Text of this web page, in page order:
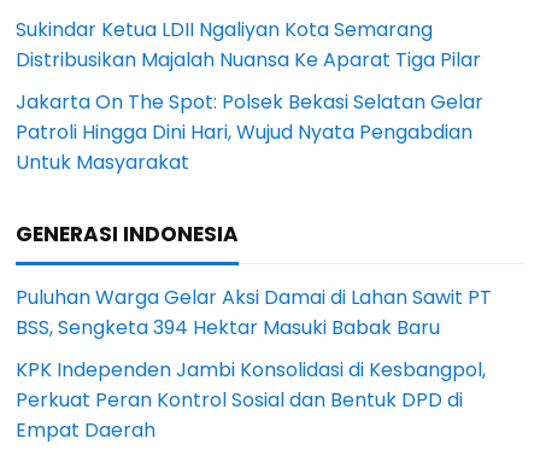
Sukindar Ketua LDII Ngaliyan Kota Semarang
Distribusikan Majalah Nuansa Ke Aparat Tiga Pilar
Jakarta On The Spot: Polsek Bekasi Selatan Gelar
Patroli Hingga Dini Hari, Wujud Nyata Pengabdian
Untuk Masyarakat
GENERASI INDONESIA
Puluhan Warga Gelar Aksi Damai di Lahan Sawit PT
BSS, Sengketa 394 Hektar Masuki Babak Baru
KPK Independen Jambi Konsolidasi di Kesbangpol,
Perkuat Peran Kontrol Sosial dan Bentuk DPD di
Empat Daerah